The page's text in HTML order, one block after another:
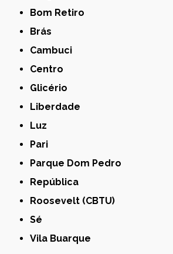
Bom Retiro
Brás
Cambuci
Centro
Glicério
Liberdade
Luz
Pari
Parque Dom Pedro
República
Roosevelt (CBTU)
Sé
Vila Buarque